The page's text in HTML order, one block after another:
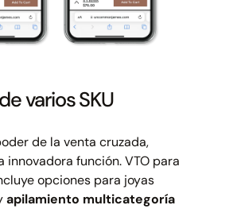
varios SKU
de la venta cruzada,
innovadora función. VTO para
opciones para joyas
apilamiento multicategoría